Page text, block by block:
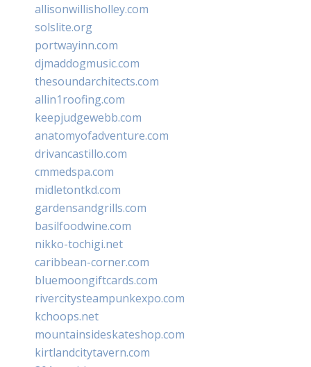
allisonwillisholley.com
solslite.org
portwayinn.com
djmaddogmusic.com
thesoundarchitects.com
allin1roofing.com
keepjudgewebb.com
anatomyofadventure.com
drivancastillo.com
cmmedspa.com
midletontkd.com
gardensandgrills.com
basilfoodwine.com
nikko-tochigi.net
caribbean-corner.com
bluemoongiftcards.com
rivercitysteampunkexpo.com
kchoops.net
mountainsideskateshop.com
kirtlandcitytavern.com